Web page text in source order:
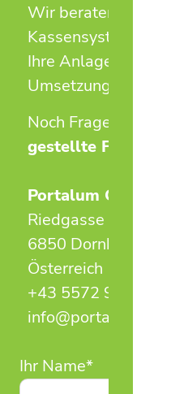
Wir beraten Sie
Kassensystemen
Ihre Anlage – von
Umsetzung.
Noch Fragen?
gestellte Fragen.
Portalum GmbH
Riedgasse 50
6850 Dornbirn
Österreich
+43 5572 949 525
info@portalum.eu
Ihr Name*